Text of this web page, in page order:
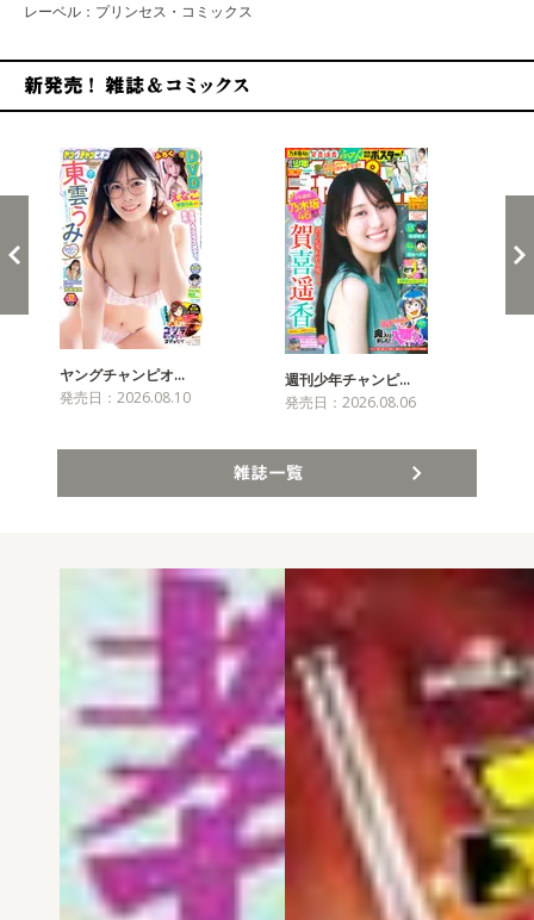
レーベル：プリンセス・コミックス
ヤングチャンピオ…
発売日：2026.08.10
週刊少年チャンピ…
発売日：2026.08.06